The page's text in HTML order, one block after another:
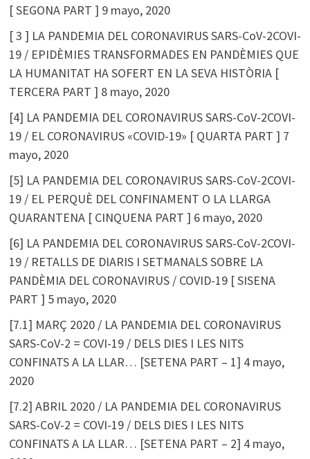
[ SEGONA PART ] 9 mayo, 2020
[ 3 ] LA PANDEMIA DEL CORONAVIRUS SARS-CoV-2COVI-
19 / EPIDÈMIES TRANSFORMADES EN PANDÈMIES QUE
LA HUMANITAT HA SOFERT EN LA SEVA HISTÒRIA [
TERCERA PART ] 8 mayo, 2020
[4] LA PANDEMIA DEL CORONAVIRUS SARS-CoV-2COVI-
19 / EL CORONAVIRUS «COVID-19» [ QUARTA PART ] 7
mayo, 2020
[5] LA PANDEMIA DEL CORONAVIRUS SARS-CoV-2COVI-
19 / EL PERQUÈ DEL CONFINAMENT O LA LLARGA
QUARANTENA [ CINQUENA PART ] 6 mayo, 2020
[6] LA PANDEMIA DEL CORONAVIRUS SARS-CoV-2COVI-
19 / RETALLS DE DIARIS I SETMANALS SOBRE LA
PANDÈMIA DEL CORONAVIRUS / COVID-19 [ SISENA
PART ] 5 mayo, 2020
[7.1] MARÇ 2020 / LA PANDEMIA DEL CORONAVIRUS
SARS-CoV-2 = COVI-19 / DELS DIES I LES NITS
CONFINATS A LA LLAR… [SETENA PART – 1] 4 mayo,
2020
[7.2] ABRIL 2020 / LA PANDEMIA DEL CORONAVIRUS
SARS-CoV-2 = COVI-19 / DELS DIES I LES NITS
CONFINATS A LA LLAR… [SETENA PART – 2] 4 mayo,